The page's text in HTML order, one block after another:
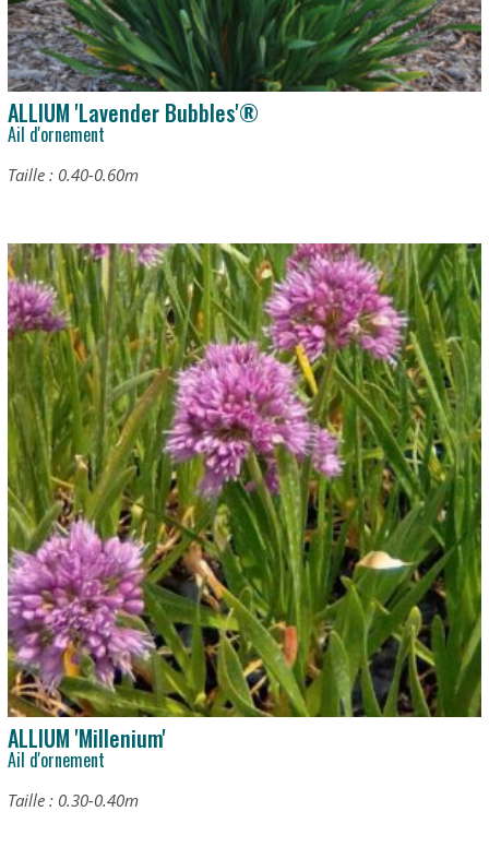
ALLIUM 'Lavender Bubbles'®
Ail d'ornement
Taille : 0.40-0.60m
ALLIUM 'Millenium'
Ail d'ornement
Taille : 0.30-0.40m